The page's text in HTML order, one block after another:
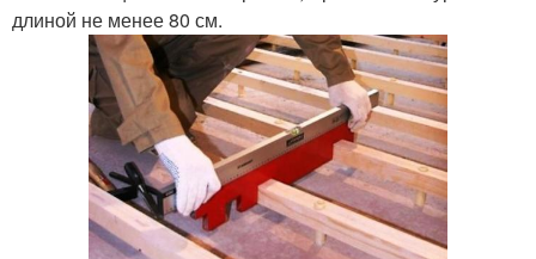
длиной не менее 80 см.